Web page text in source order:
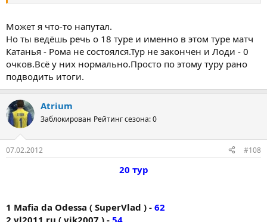
Может я что-то напутал.
Но ты ведёшь речь о 18 туре и именно в этом туре матч
Катанья - Рома не состоялся.Тур не закончен и Лоди - 0
очков.Всё у них нормально.Просто по этому туру рано
подводить итоги.
Atrium
Заблокирован Рейтинг сезона: 0
07.02.2012 #108
20 тур
1 Mafia da Odessa ( SuperVlad ) - 62
2 vl2011.ru ( vik2007 ) - 54